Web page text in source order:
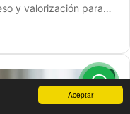
Aceptar
y valorización para